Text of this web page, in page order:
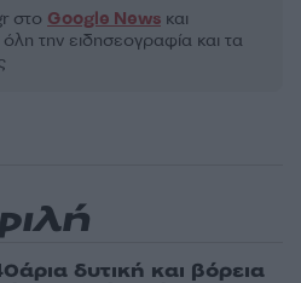
στο Google News και
την ειδησεογραφία και τα
δυτική και βόρεια